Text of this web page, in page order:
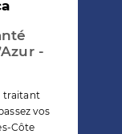
-
traitant
vos
Côte